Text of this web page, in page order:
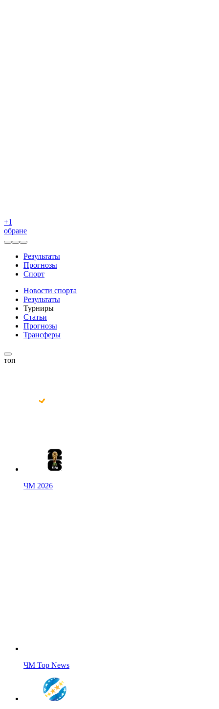
+1
обране
Результаты
Прогнозы
Спорт
Новости спорта
Результаты
Турниры
Статьи
Прогнозы
Трансферы
топ
ЧМ 2026
ЧМ Top News